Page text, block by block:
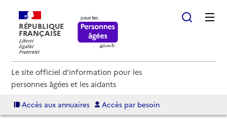
RÉPUBLIQUE
FRANÇAISE
Le site officiel d'information pour les
personnes âgées et les aidants
Accès aux annuaires Accès par besoin